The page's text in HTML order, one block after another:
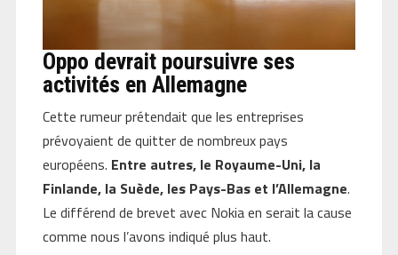
Oppo devrait poursuivre ses
activités en Allemagne
Cette rumeur prétendait que les entreprises
prévoyaient de quitter de nombreux pays
européens. Entre autres, le Royaume-Uni, la
Finlande, la Suède, les Pays-Bas et l’Allemagne.
Le différend de brevet avec Nokia en serait la cause
comme nous l’avons indiqué plus haut.